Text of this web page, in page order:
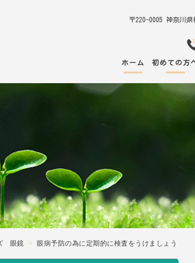
〒220-0005 神奈川
ホーム 初めての方
眼鏡 > 眼病予防の為に定期的に検査をうけましょう